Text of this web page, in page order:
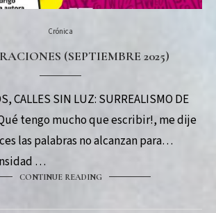
Crónica
(SEPTIEMBRE 2025)
CALLES SIN LUZ: SURREALISMO DE
tengo mucho que escribir!, me dije
las palabras no alcanzan para
…
CONTINUE READING